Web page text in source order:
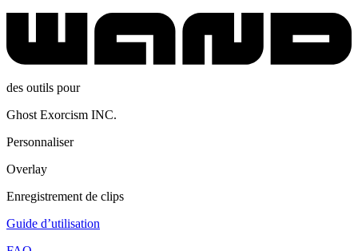
des outils pour
Ghost Exorcism INC.
Personnaliser
Overlay
Enregistrement de clips
Guide d’utilisation